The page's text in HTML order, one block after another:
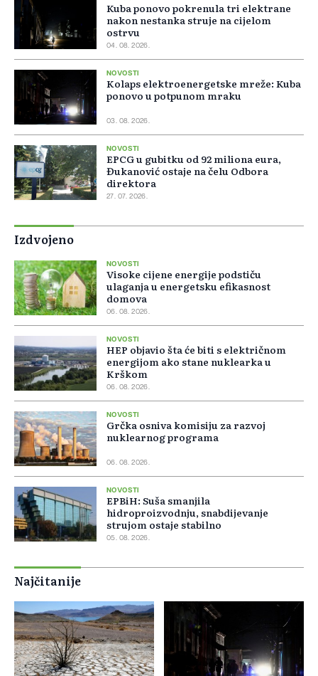
Kuba ponovo pokrenula tri elektrane
nakon nestanka struje na cijelom
ostrvu
04. 08. 2026.
NOVOSTI
Kolaps elektroenergetske mreže: Kuba
ponovo u potpunom mraku
03. 08. 2026.
NOVOSTI
EPCG u gubitku od 92 miliona eura,
Đukanović ostaje na čelu Odbora
direktora
27. 07. 2026.
Izdvojeno
NOVOSTI
Visoke cijene energije podstiču
ulaganja u energetsku efikasnost
domova
06. 08. 2026.
NOVOSTI
HEP objavio šta će biti s električnom
energijom ako stane nuklearka u
Krškom
06. 08. 2026.
NOVOSTI
Grčka osniva komisiju za razvoj
nuklearnog programa
06. 08. 2026.
NOVOSTI
EPBiH: Suša smanjila
hidroproizvodnju, snabdijevanje
strujom ostaje stabilno
05. 08. 2026.
Najčitanije